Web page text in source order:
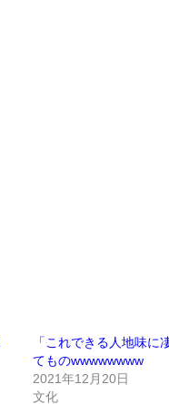
「これできる人地味に
てものwwwwwwww
2021年12月20日
文化